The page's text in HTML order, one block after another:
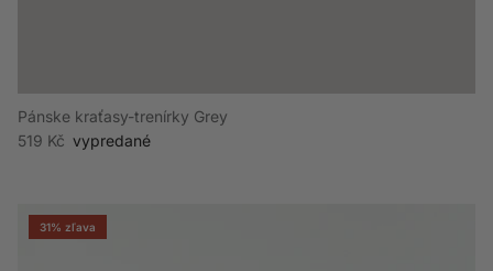
Pánske kraťasy-trenírky Grey
Bežná cena
519 Kč vypredané
31% zľava